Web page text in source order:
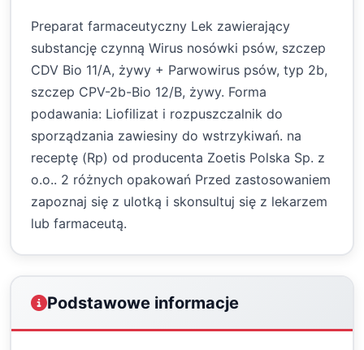
Preparat farmaceutyczny Lek zawierający
substancję czynną Wirus nosówki psów, szczep
CDV Bio 11/A, żywy + Parwowirus psów, typ 2b,
szczep CPV-2b-Bio 12/B, żywy. Forma
podawania: Liofilizat i rozpuszczalnik do
sporządzania zawiesiny do wstrzykiwań. na
receptę (Rp) od producenta Zoetis Polska Sp. z
o.o.. 2 różnych opakowań Przed zastosowaniem
zapoznaj się z ulotką i skonsultuj się z lekarzem
lub farmaceutą.
Podstawowe informacje